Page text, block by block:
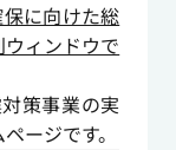
に向けた総
ィンドウで
業の実
ージです。